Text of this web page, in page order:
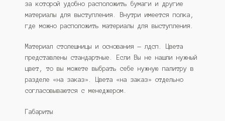
за которой удобно расположить бумаги и другие
материалы для выступления. Внутри имеется полка,
где можно расположить материалы для выступления.
Материал столешницы и основания — лдсп. Цвета
представлены стандартные. Если Вы не нашли нужный
цвет, то вы можете выбрать себе нужную палитру в
разделе «на заказ». Цвета «на заказ» отдельно
согласовываются с менеджером.
Габариты